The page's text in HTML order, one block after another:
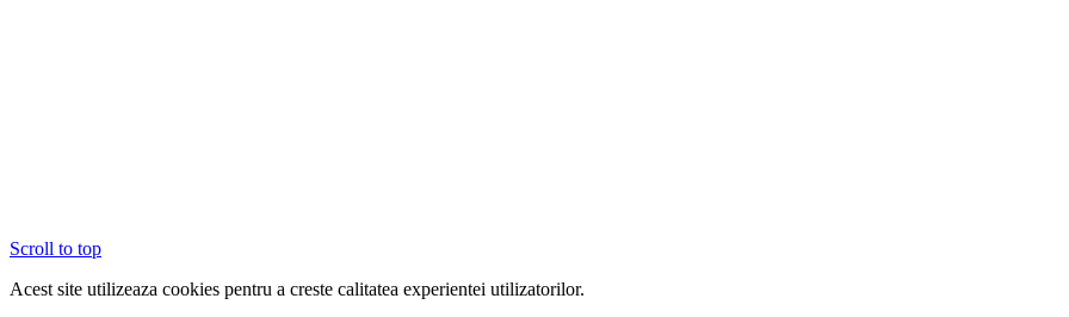
Scroll to top
Acest site utilizeaza cookies pentru a creste calitatea experientei utilizatorilor.